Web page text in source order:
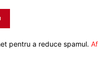
pentru a reduce spamul.